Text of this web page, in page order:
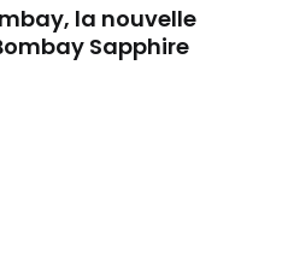
la nouvelle
Sapphire